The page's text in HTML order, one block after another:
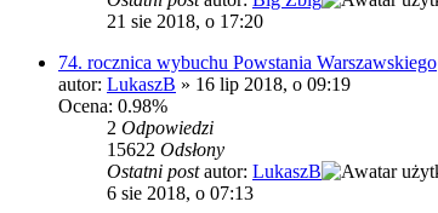
21 sie 2018, o 17:20
74. rocznica wybuchu Powstania Warszawskiego
autor: LukaszB » 16 lip 2018, o 09:19
Ocena: 0.98%
2 Odpowiedzi
15622 Odsłony
Ostatni postautor: LukaszB
6 sie 2018, o 07:13